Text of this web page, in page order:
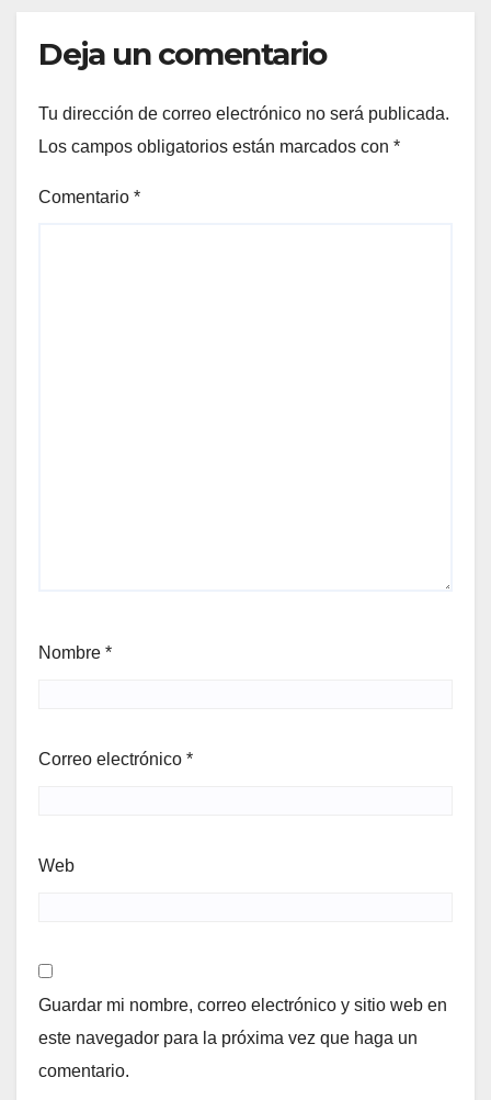
Deja un comentario
Tu dirección de correo electrónico no será publicada.
Los campos obligatorios están marcados con *
Comentario *
Nombre *
Correo electrónico *
Web
Guardar mi nombre, correo electrónico y sitio web en
este navegador para la próxima vez que haga un
comentario.